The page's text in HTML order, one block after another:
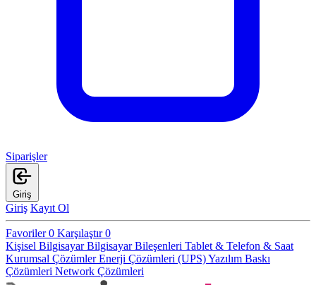
Siparişler
Giriş
Giriş Kayıt Ol
Favoriler0 Karşılaştır0
Kişisel BilgisayarBilgisayar Bileşenleri Tablet & Telefon & Saat
Kurumsal ÇözümlerEnerji Çözümleri (UPS)Yazılım Baskı
Çözümleri Network Çözümleri